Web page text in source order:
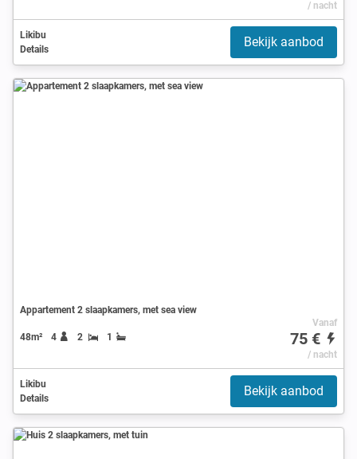
/ nacht
Likibu
Details
Bekijk aanbod
Appartement 2 slaapkamers, met sea view
48m² 4 2 1
Vanaf
75 €
/ nacht
Likibu
Details
Bekijk aanbod